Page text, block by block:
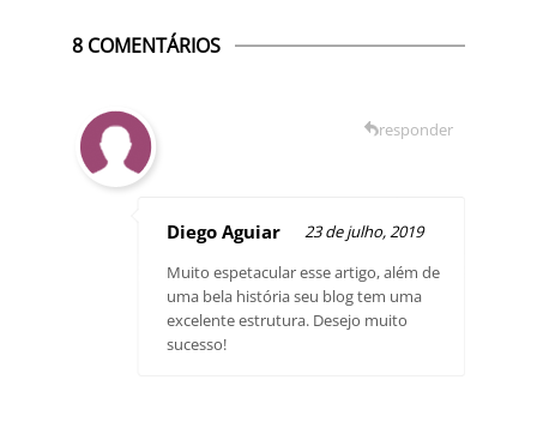
8 COMENTÁRIOS
Diego Aguiar
23 de julho, 2019
Muito espetacular esse artigo, além de
uma bela história seu blog tem uma
excelente estrutura. Desejo muito
sucesso!
responder